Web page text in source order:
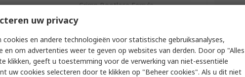
Crimp Bootlace Ferrule
Nylon
White
uw privacy
cookies en andere technologieën voor statistische gebruiksanalyses,
en om advertenties weer te geven op websites van derden. Door op "Alles
klikken, geeft u toestemming voor de verwerking van niet-essentiële
uw cookies selecteren door te klikken op "Beheer cookies". Als u dit niet